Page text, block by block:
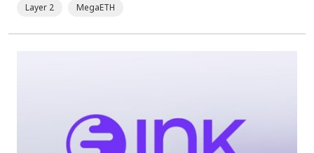
Layer 2 MegaETH